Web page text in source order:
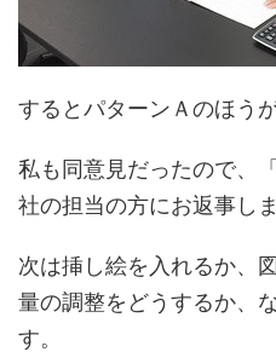
するとパターンＡのほう
私も同意見だったので、
社の担当の方にお返事しま
次は挿し絵を入れるか、
量の調整をどうするか、
す。